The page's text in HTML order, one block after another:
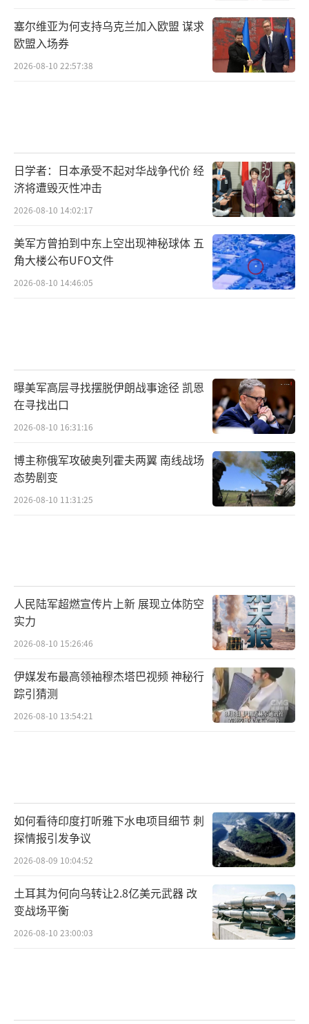
塞尔维亚为何支持乌克兰加入欧盟 谋求
欧盟入场券
2026-08-10 22:57:38
日学者：日本承受不起对华战争代价 经
济将遭毁灭性冲击
2026-08-10 14:02:17
美军方曾拍到中东上空出现神秘球体 五
角大楼公布UFO文件
2026-08-10 14:46:05
曝美军高层寻找摆脱伊朗战事途径 凯恩
在寻找出口
2026-08-10 16:31:16
博主称俄军攻破奥列霍夫两翼 南线战场
态势剧变
2026-08-10 11:31:25
人民陆军超燃宣传片上新 展现立体防空
实力
2026-08-10 15:26:46
伊媒发布最高领袖穆杰塔巴视频 神秘行
踪引猜测
2026-08-10 13:54:21
如何看待印度打听雅下水电项目细节 刺
探情报引发争议
2026-08-09 10:04:52
土耳其为何向乌转让2.8亿美元武器 改
变战场平衡
2026-08-10 23:00:03